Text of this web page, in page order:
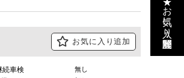
お気に入り追加
続車検 無し
★お気に入り・閲覧履歴